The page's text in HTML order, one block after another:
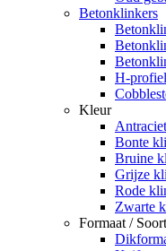
Betonklinkers
H-
Kleur
Bonte
Bruine
Grijze
Rode
Zwarte
Formaat / Soort